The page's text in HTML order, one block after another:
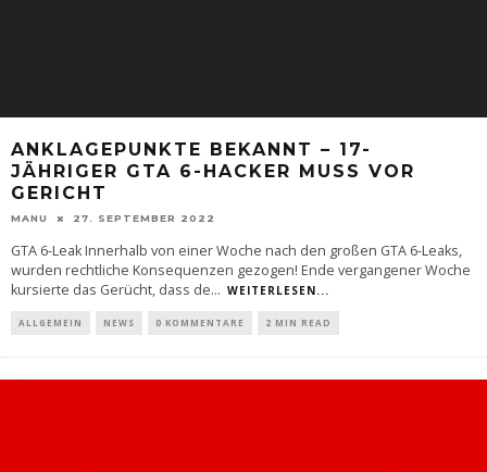
ANKLAGEPUNKTE BEKANNT – 17-
JÄHRIGER GTA 6-HACKER MUSS VOR
GERICHT
MANU 27. SEPTEMBER 2022
GTA 6-Leak Innerhalb von einer Woche nach den großen GTA 6-Leaks,
wurden rechtliche Konsequenzen gezogen! Ende vergangener Woche
kursierte das Gerücht, dass de... WEITERLESEN...
ALLGEMEIN NEWS 0 KOMMENTARE 2 MIN READ